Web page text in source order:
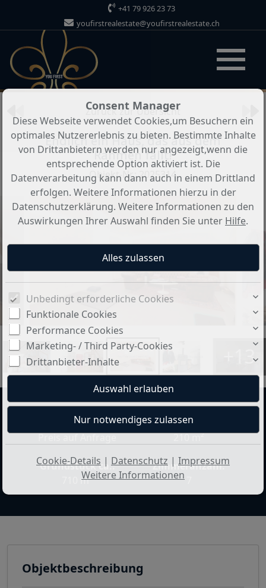
+41 79 926 23 73
youfirstrealestate@youfirstrealestate.ch
Zurück zur Übersicht
Endlich ein Haus, das aus dem
Rahmen fällt!
Objekt-Nr.: 2025314
+13
Preis:
Preis auf Anfrage
Wohnfläche ca.:
210 m²
Grundstück ca.:
710 m²
Zimmeranzahl:
Objektbeschreibung
Consent Manager
Diese Webseite verwendet Cookies,um Besuchern ein
optimales Nutzererlebnis zu bieten. Bestimmte Inhalte
von Drittanbietern werden nur angezeigt,wenn die
entsprechende Option aktiviert ist. Die
Datenverarbeitung kann dann auch in einem Drittland
erfolgen. Weitere Informationen hierzu in der
Datenschutzerklärung. Weitere Informationen zu den
Auswirkungen Ihrer Auswahl finden Sie unter Hilfe.
Unbedingt erforderliche Cookies
Funktionale Cookies
Performance Cookies
Marketing- / Third Party-Cookies
Drittanbieter-Inhalte
Cookie-Details | Datenschutz | Impressum
Weitere Informationen